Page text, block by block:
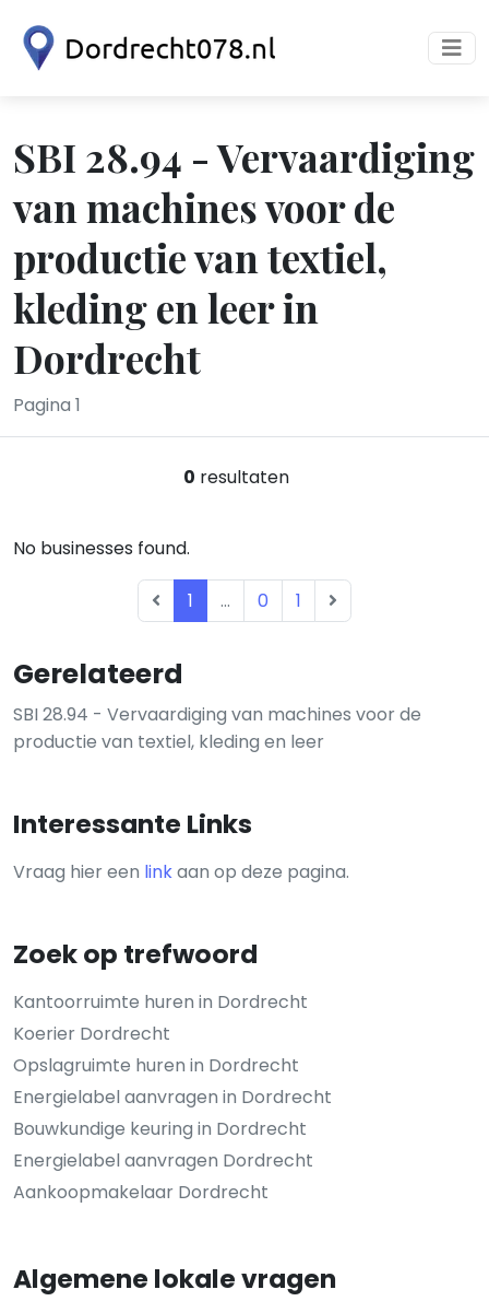
SBI 28.94 - Vervaardiging
van machines voor de
productie van textiel,
kleding en leer in
Dordrecht
Pagina 1
Gerelateerd
SBI 28.94 - Vervaardiging van machines voor de
productie van textiel, kleding en leer
Interessante Links
Vraag hier een linkaan op deze pagina.
Zoek op trefwoord
Kantoorruimte huren in Dordrecht
Koerier Dordrecht
Opslagruimte huren in Dordrecht
Energielabel aanvragen in Dordrecht
Bouwkundige keuring in Dordrecht
Energielabel aanvragen Dordrecht
Aankoopmakelaar Dordrecht
Algemene lokale vragen
0 resultaten
No businesses found.
1 ... 0 1